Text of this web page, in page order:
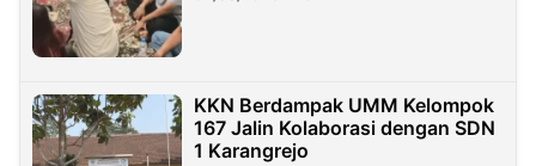
KKN Berdampak UMM Kelompok
167 Jalin Kolaborasi dengan SDN
1 Karangrejo